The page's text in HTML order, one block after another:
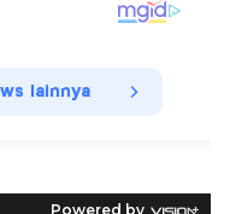
lainnya